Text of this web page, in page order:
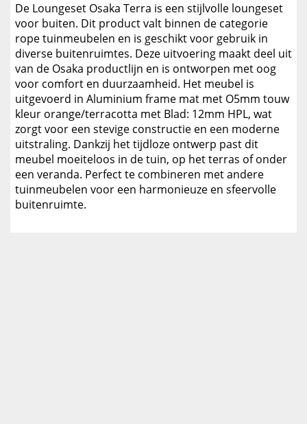
De Loungeset Osaka Terra is een stijlvolle loungeset
voor buiten. Dit product valt binnen de categorie
rope tuinmeubelen en is geschikt voor gebruik in
diverse buitenruimtes. Deze uitvoering maakt deel uit
van de Osaka productlijn en is ontworpen met oog
voor comfort en duurzaamheid. Het meubel is
uitgevoerd in Aluminium frame mat met O5mm touw
kleur orange/terracotta met Blad: 12mm HPL, wat
zorgt voor een stevige constructie en een moderne
uitstraling. Dankzij het tijdloze ontwerp past dit
meubel moeiteloos in de tuin, op het terras of onder
een veranda. Perfect te combineren met andere
tuinmeubelen voor een harmonieuze en sfeervolle
buitenruimte.